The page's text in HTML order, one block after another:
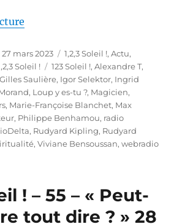
Publié
le
27 mars 2023 Catégories
1,2,3 Soleil !,Actu,
Soleil ! Étiquettes
123 Soleil !,Alexandre T,
Gilles Saulière, Igor Selektor, Ingrid
, Loup y es-tu ?, Magicien,
, Marie-Françoise Blanchet, Max
, Philippe Benhamou, radio
, Rudyard Kipling, Rudyard
,Viviane Bensoussan,webradio
! – 55 – « Peut-
tout dire ? » 28